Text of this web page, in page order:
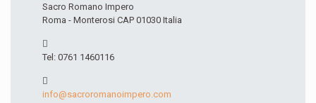
Sacro Romano Impero
Roma - Monterosi CAP 01030 Italia
Tel: 0761 1460116
info@sacroromanoimpero.com